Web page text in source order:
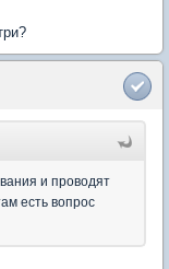
и проводят
есть вопрос